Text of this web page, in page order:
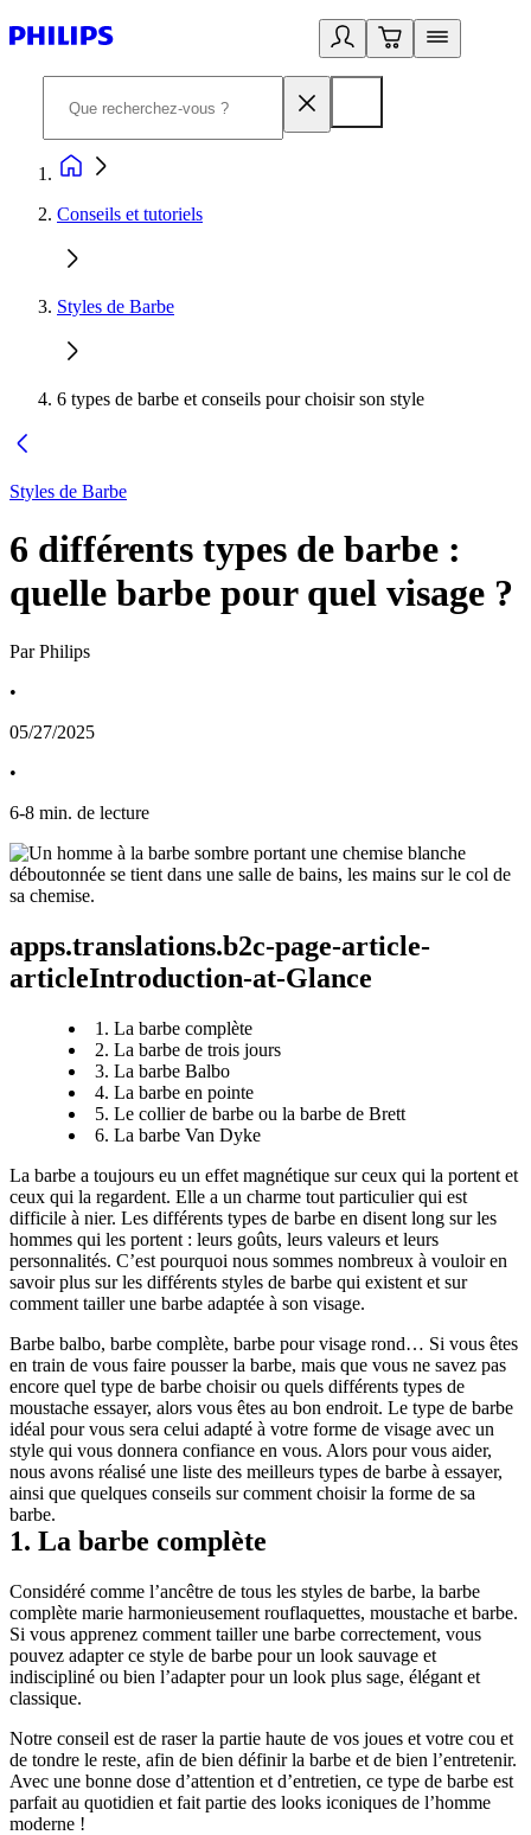
Conseils et tutoriels
Styles de Barbe
6 types de barbe et conseils pour choisir son style
Styles de Barbe
6 différents types de barbe :
quelle barbe pour quel visage ?
Par Philips
•
05/27/2025
•
6-8 min. de lecture
apps.translations.b2c-page-article-
articleIntroduction-at-Glance
1. La barbe complète
2. La barbe de trois jours
3. La barbe Balbo
4. La barbe en pointe
5. Le collier de barbe ou la barbe de Brett
6. La barbe Van Dyke
La barbe a toujours eu un effet magnétique sur ceux qui la portent et
ceux qui la regardent. Elle a un charme tout particulier qui est
difficile à nier. Les différents types de barbe en disent long sur les
hommes qui les portent : leurs goûts, leurs valeurs et leurs
personnalités. C’est pourquoi nous sommes nombreux à vouloir en
savoir plus sur les différents styles de barbe qui existent et sur
comment tailler une barbe adaptée à son visage.
Barbe balbo, barbe complète, barbe pour visage rond… Si vous êtes
en train de vous faire pousser la barbe, mais que vous ne savez pas
encore quel type de barbe choisir ou quels différents types de
moustache essayer, alors vous êtes au bon endroit. Le type de barbe
idéal pour vous sera celui adapté à votre forme de visage avec un
style qui vous donnera confiance en vous. Alors pour vous aider,
nous avons réalisé une liste des meilleurs types de barbe à essayer,
ainsi que quelques conseils sur comment choisir la forme de sa
barbe.
1. La barbe complète
Considéré comme l’ancêtre de tous les styles de barbe, la barbe
complète marie harmonieusement rouflaquettes, moustache et barbe.
Si vous apprenez comment tailler une barbe correctement, vous
pouvez adapter ce style de barbe pour un look sauvage et
indiscipliné ou bien l’adapter pour un look plus sage, élégant et
classique.
Notre conseil est de raser la partie haute de vos joues et votre cou et
de tondre le reste, afin de bien définir la barbe et de bien l’entretenir.
Avec une bonne dose d’attention et d’entretien, ce type de barbe est
parfait au quotidien et fait partie des looks iconiques de l’homme
moderne !